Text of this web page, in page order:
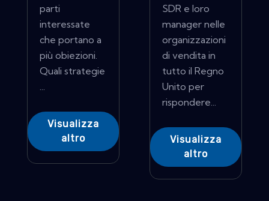
parti
interessate
che portano a
più obiezioni.
Quali strategie
...
Visualizza
altro
SDR e loro
manager nelle
organizzazioni
di vendita in
tutto il Regno
Unito per
rispondere...
Visualizza
altro